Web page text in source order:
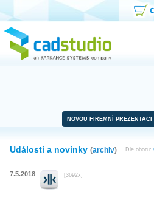
NOVOU FIREMNÍ
Dle oboru:
Události a novinky (archiv)
7.5.2018 [3692x]